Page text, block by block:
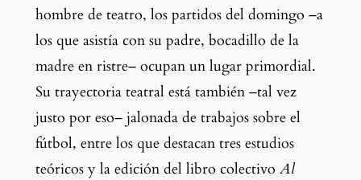
hombre de teatro, los partidos del domingo –a
los que asistía con su padre, bocadillo de la
madre en ristre– ocupan un lugar primordial.
Su trayectoria teatral está también –tal vez
justo por eso– jalonada de trabajos sobre el
fútbol, entre los que destacan tres estudios
teóricos y la edición del libro colectivo Al